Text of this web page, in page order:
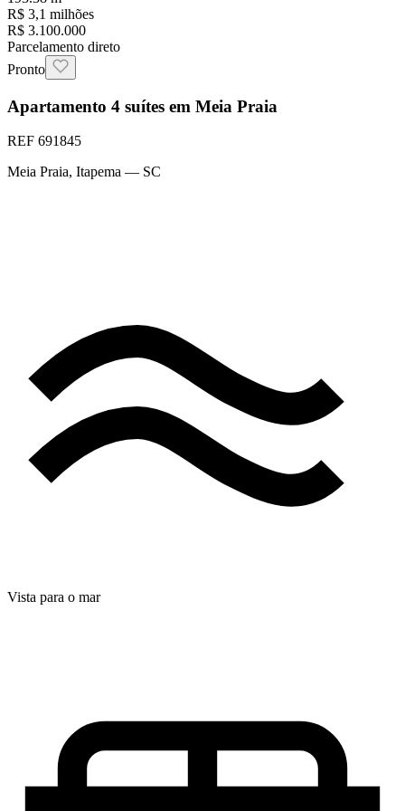
R$ 3,1 milhões
R$ 3.100.000
Parcelamento direto
Pronto
Apartamento 4 suítes em Meia Praia
REF 691845
Meia Praia, Itapema — SC
Vista para o mar